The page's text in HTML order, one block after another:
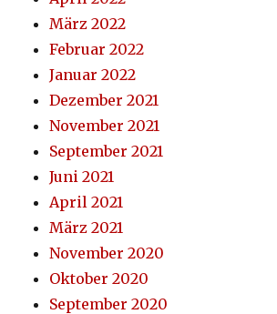
März 2022
Februar 2022
Januar 2022
Dezember 2021
November 2021
September 2021
Juni 2021
April 2021
März 2021
November 2020
Oktober 2020
September 2020